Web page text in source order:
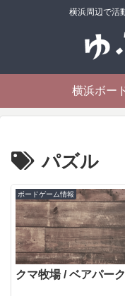
横浜周辺で活
横浜ボー
パズル
ボードゲーム情報
クマ牧場 / ベアパーク